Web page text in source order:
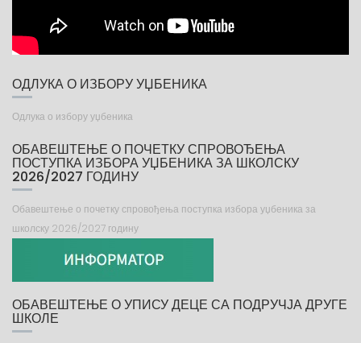
ОДЛУКА О ИЗБОРУ УЏБЕНИКА
Одлука о избору уџбеника
ОБАВЕШТЕЊЕ О ПОЧЕТКУ СПРОВОЂЕЊА
ПОСТУПКА ИЗБОРА УЏБЕНИКА ЗА ШКОЛСКУ
2026/2027 ГОДИНУ
Обавештење о почетку спровођења поступка избора уџбеника за
школску 2026/2027 годину
ОБАВЕШТЕЊЕ О УПИСУ ДЕЦЕ СА ПОДРУЧЈА ДРУГЕ
ШКОЛЕ